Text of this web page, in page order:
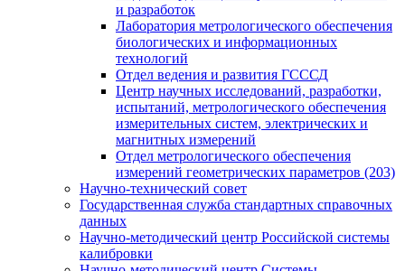
и разработок
Лаборатория метрологического обеспечения
биологических и информационных
технологий
Отдел ведения и развития ГСССД
Центр научных исследований, разработки,
испытаний, метрологического обеспечения
измерительных систем, электрических и
магнитных измерений
Отдел метрологического обеспечения
измерений геометрических параметров (203)
Научно-технический совет
Государственная служба стандартных справочных
данных
Научно-методический центр Российской системы
калибровки